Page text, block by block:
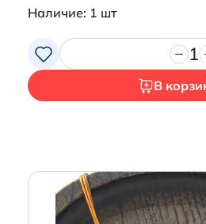
Наличие: 1 шт
1
В